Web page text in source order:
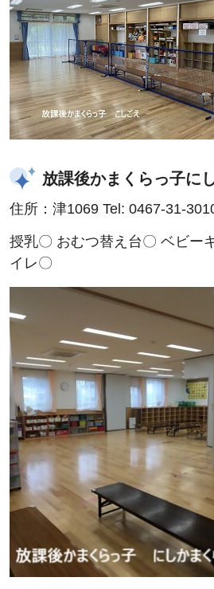
放課後かまくらっ子に
住所：津1069 Tel: 0467-31-
授乳〇 おむつ替え台〇 ベビー
イレ〇